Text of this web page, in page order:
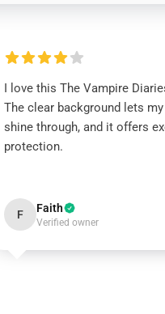
I love this The Vampire
The clear background lets
shine through, and it offers
protection.
F Faith
Verified owner